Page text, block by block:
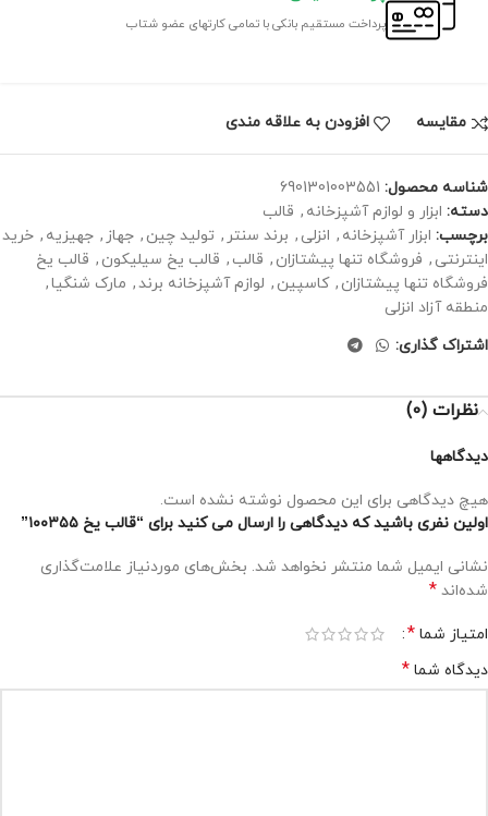
پرداخت مستقیم بانکی با تمامی کارتهای عضو شتاب
مقايسه افزودن به علاقه مندی
شناسه محصول: 6901301003551
دسته: ابزار و لوازم آشپزخانه , قالب
برچسب: ابزار آشپزخانه , انزلی , برند سنتر , تولید چین , جهاز , جهیزیه , خرید
اینترنتی , فروشگاه تنها پیشتازان , قالب , قالب یخ سیلیکون , قالب یخ
فروشگاه تنها پیشتازان , کاسپین , لوازم آشپزخانه برند, مارک شنگیا,
منطقه آزاد انزلی
اشتراک گذاری:
نظرات (0)
دیدگاهها
هیچ دیدگاهی برای این محصول نوشته نشده است.
اولین نفری باشید که دیدگاهی را ارسال می کنید برای “قالب یخ ۱۰۰۳۵۵”
نشانی ایمیل شما منتشر نخواهد شد. بخش‌های موردنیاز علامت‌گذاری
شده‌اند *
امتیاز شما *
دیدگاه شما *